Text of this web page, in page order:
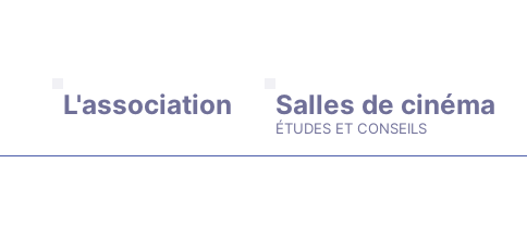
L'association Salles de cinéma